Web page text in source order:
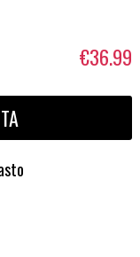
€36.99